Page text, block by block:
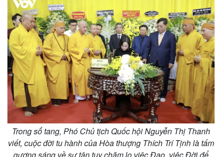
Thế giới
Quan sát
Cuộc sống đó đây
Hồ sơ
Multimedia
Video
Ảnh
E-Magazine
Infographic
Trong sổ tang, Phó Chủ tịch Quốc hội Nguyễn Thị Thanh
viết, cuộc đời tu hành của Hòa thượng Thích Trí Tịnh là tấm
gương sáng về sự tận tụy chăm lo việc Đạo, việc Đời để